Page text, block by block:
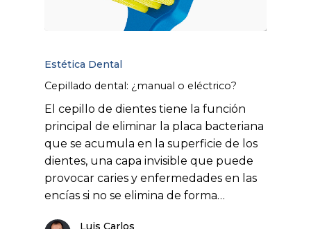
Estética Dental
Cepillado dental: ¿manual o eléctrico?
El cepillo de dientes tiene la función
principal de eliminar la placa bacteriana
que se acumula en la superficie de los
dientes, una capa invisible que puede
provocar caries y enfermedades en las
encías si no se elimina de forma…
Luis Carlos